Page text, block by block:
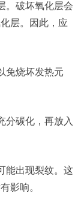
。破坏氧化层会
层。因此，应
免烧坏发热元
分碳化，再放入
能出现裂纹。这
影响。